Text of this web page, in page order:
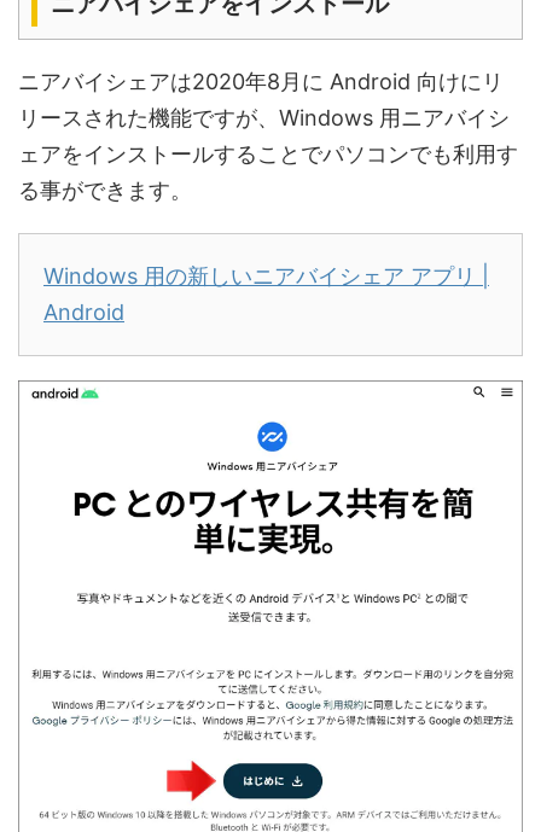
ニアバイシェアは2020年8月に Android 向けにリ
リースされた機能ですが、Windows 用ニアバイシ
ェアをインストールすることでパソコンでも利用す
る事ができます。
Windows 用の新しいニアバイシェア アプリ |
Android